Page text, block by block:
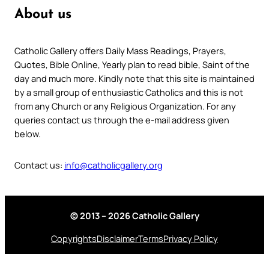
About us
Catholic Gallery offers Daily Mass Readings, Prayers,
Quotes, Bible Online, Yearly plan to read bible, Saint of the
day and much more. Kindly note that this site is maintained
by a small group of enthusiastic Catholics and this is not
from any Church or any Religious Organization. For any
queries contact us through the e-mail address given
below.
Contact us: info@catholicgallery.org
© 2013 – 2026 Catholic Gallery
CopyrightsDisclaimerTermsPrivacy Policy